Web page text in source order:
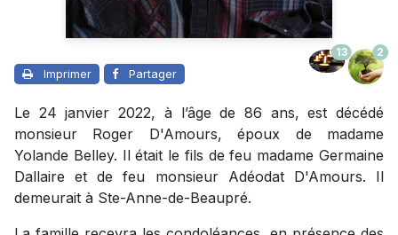
Imprimer Partager
13 2
Le 24 janvier 2022, à l’âge de 86 ans, est décédé
monsieur Roger D'Amours, époux de madame
Yolande Belley. Il était le fils de feu madame Germaine
Dallaire et de feu monsieur Adéodat D'Amours. Il
demeurait à Ste-Anne-de-Beaupré.